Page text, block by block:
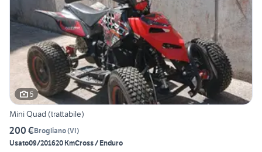
5
Mini Quad (trattabile)
200 €Brogliano(VI)
Usato09/201620 KmCross / Enduro